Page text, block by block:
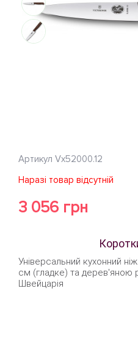
Артикул Vx52000.12
Наразі товар відсутній
3 056 грн
Універсальний кухонний
см (гладке) та дерев'яною
Швейцарія